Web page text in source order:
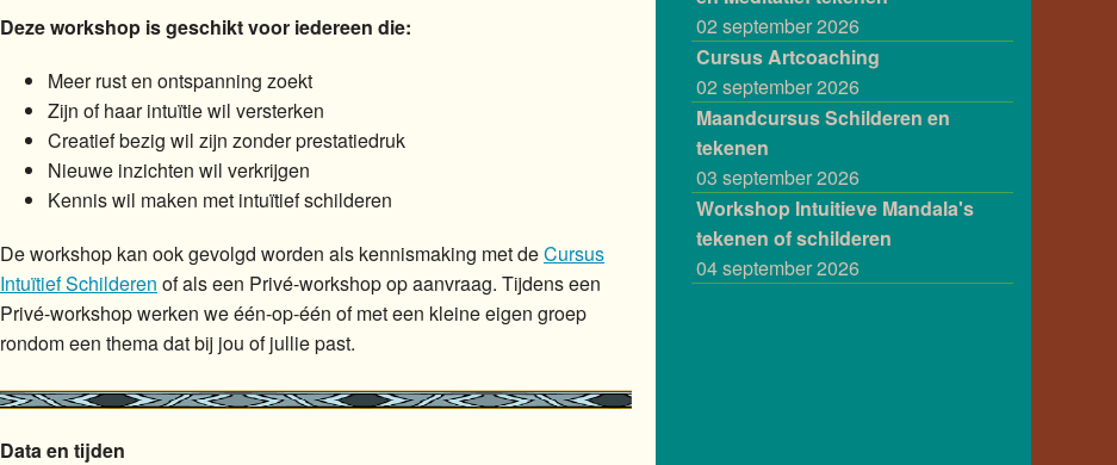
Deze workshop is geschikt voor iedereen die:
Meer rust en ontspanning zoekt
Zijn of haar intuïtie wil versterken
Creatief bezig wil zijn zonder prestatiedruk
Nieuwe inzichten wil verkrijgen
Kennis wil maken met intuïtief schilderen
De workshop kan ook gevolgd worden als kennismaking met deCursus
Intuïtief Schilderen of als een Privé-workshop op aanvraag. Tijdens een
Privé-workshop werken we één-op-één of met een kleine eigen groep
rondom een thema dat bij jou of jullie past.
Data en tijden
02 september 2026
Cursus Artcoaching
02 september 2026
Maandcursus Schilderen en
tekenen
03 september 2026
Workshop Intuitieve Mandala's
tekenen of schilderen
04 september 2026